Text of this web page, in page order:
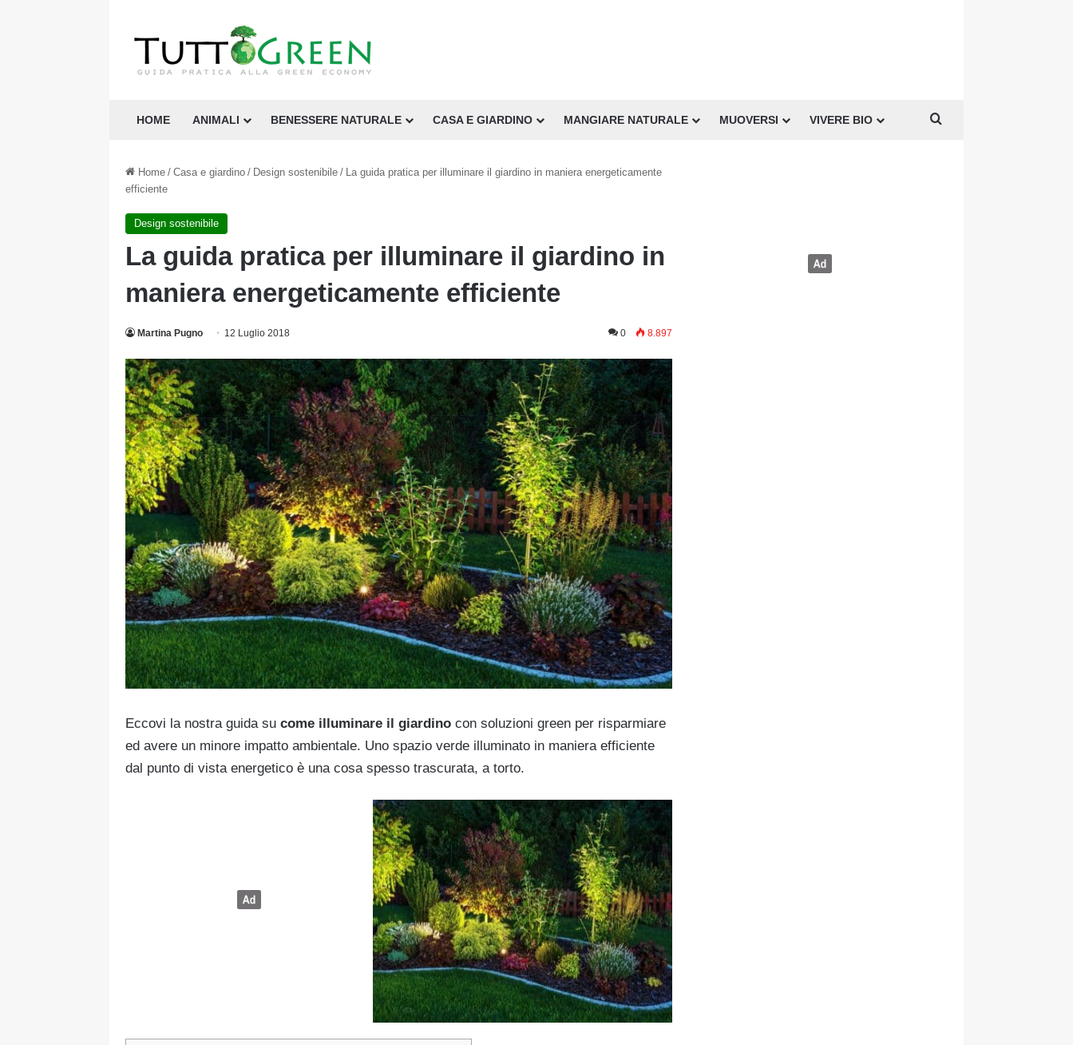
HOME ANIMALI BENESSERE NATURALE CASA E GIARDINO MANGIARE NATURALE MUOVERSI VIVERE BIO
Home / Casa e giardino / Design sostenibile / La guida pratica per illuminare il giardino in maniera energeticamente
efficiente
Design sostenibile
La guida pratica per illuminare il giardino in
maniera energeticamente efficiente
Martina Pugno 12 Luglio 2018 0 8.897
Eccovi la nostra guida su come illuminare il giardino con soluzioni green per risparmiare
ed avere un minore impatto ambientale. Uno spazio verde illuminato in maniera efficiente
dal punto di vista energetico è una cosa spesso trascurata, a torto.